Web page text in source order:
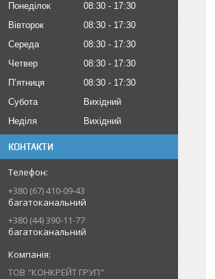
Понеділок 08:30
17:30
Вівторок
08:30
17:30
Середа
08:30
17:30
Четвер
08:30
17:30
Пʼятниця
08:30
17:30
Субота
Вихідний
Неділя
Вихідний
КОНТАКТИ
+380 (67) 410-09-43
багатоканальний
+380 (44) 390-11-77
багатоканальний
ТОВ "КОНКРЕЙТ ГРУП"